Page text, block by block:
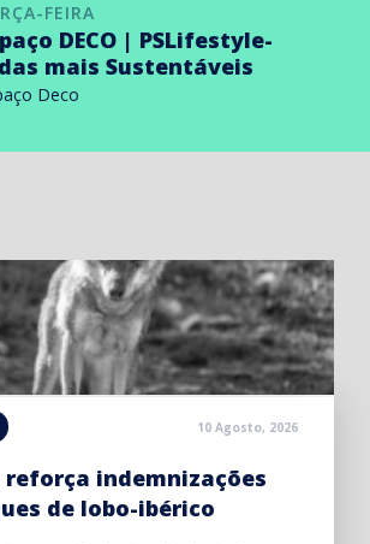
FEIRA
DECO | PSLifestyle-
mais Sustentáveis
Deco
10 Agosto, 2026
reforça indemnizações
de lobo-ibérico